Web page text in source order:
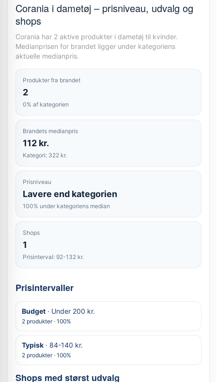
Corania i dametøj – prisniveau, udvalg og
shops
Corania har 2 aktive produkter i dametøj til kvinder.
Medianprisen for brandet ligger under kategoriens
aktuelle medianpris.
Produkter fra brandet
2
0% af kategorien
Brandets medianpris
112 kr.
Kategori: 322 kr.
Prisniveau
Lavere end kategorien
100% under kategoriens median
Shops
1
Prisinterval: 92-132 kr.
Prisintervaller
Budget · Under 200 kr.
2 produkter · 100%
Typisk · 84-140 kr.
2 produkter · 100%
Shops med størst udvalg